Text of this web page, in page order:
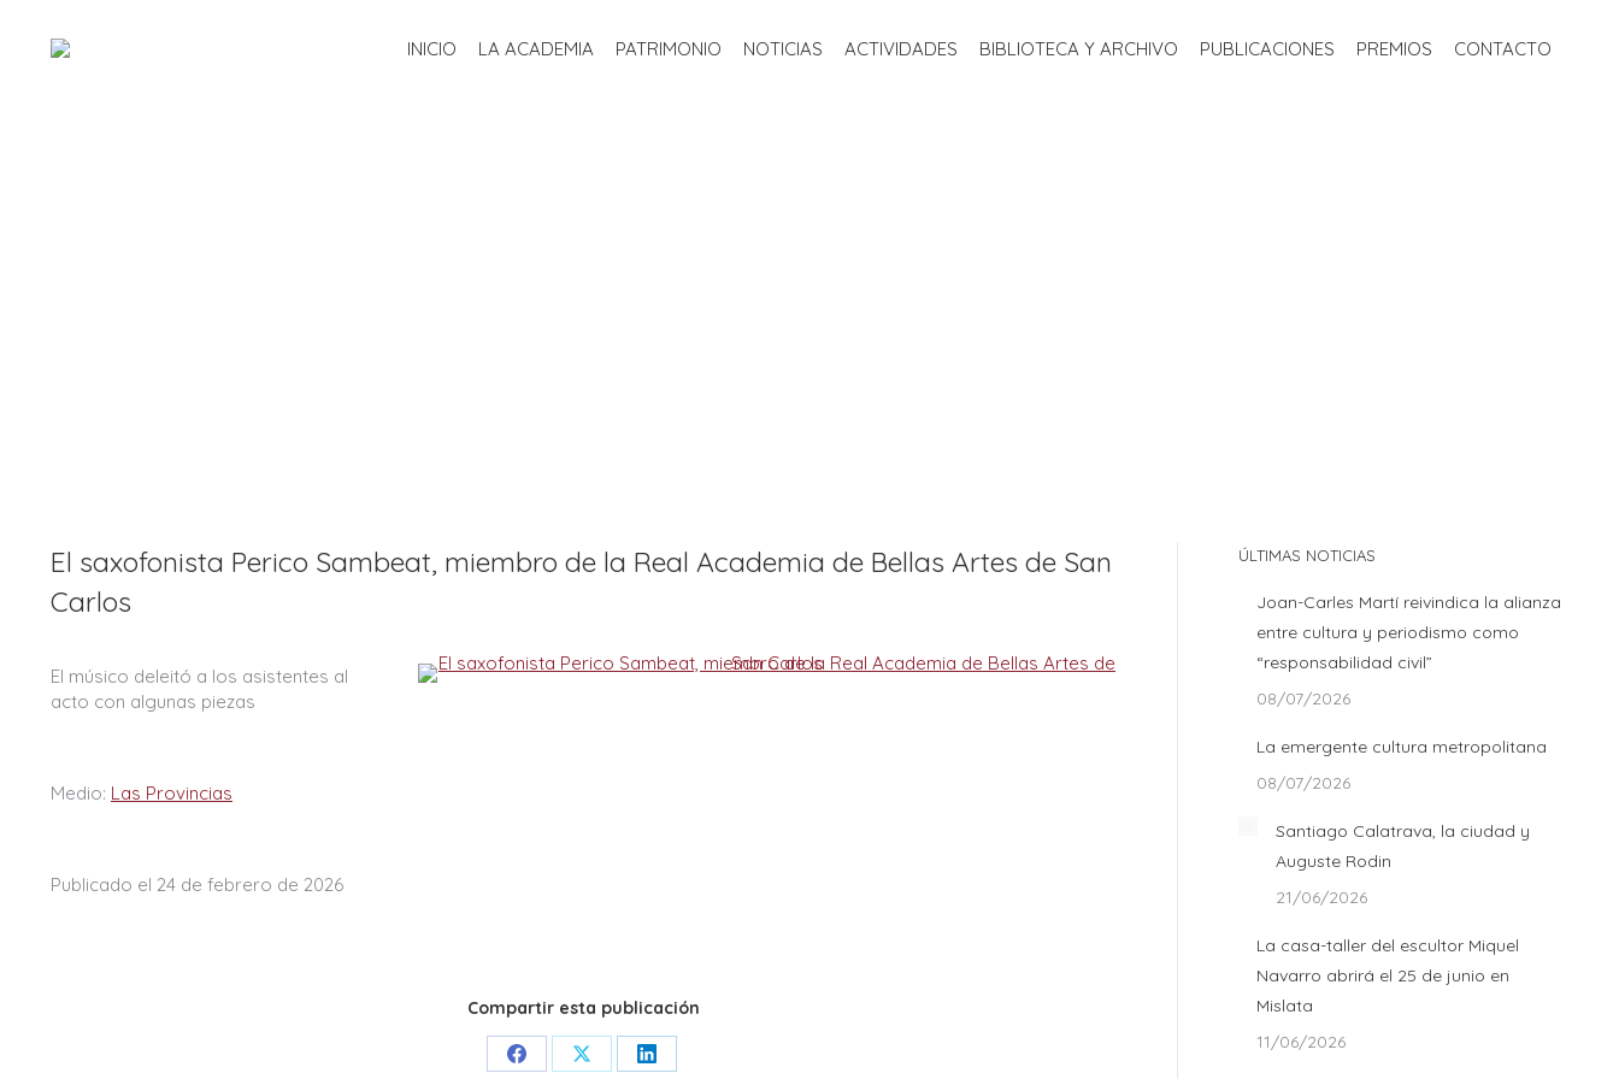
INICIO LA ACADEMIA PATRIMONIO NOTICIAS ACTIVIDADES BIBLIOTECA Y ARCHIVO PUBLICACIONES PREMIOS CONTACTO
El saxofonista Perico Sambeat, miembro de la Real Academia de Bellas Artes de San
Carlos
El músico deleitó a los asistentes al
acto con algunas piezas
Medio: Las Provincias
Publicado el 24 de febrero de 2026
Compartir esta publicación
Share Share Share
ÚLTIMAS NOTICIAS
Joan-Carles Martí reivindica la alianza
entre cultura y periodismo como
“responsabilidad civil”
08/07/2026
La emergente cultura metropolitana
08/07/2026
Santiago Calatrava, la ciudad y
Auguste Rodin
21/06/2026
La casa-taller del escultor Miquel
Navarro abrirá el 25 de junio en
Mislata
11/06/2026
INICIO LA ACADEMIA PATRIMONIO NOTICIAS ACTIVIDADES BIBLIOTECA Y ARCHIVO PUBLICACIONES PREMIOS